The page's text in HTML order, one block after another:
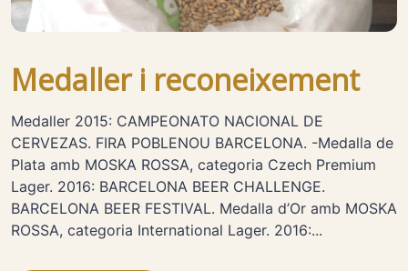
Medaller i reconeixement
Medaller 2015: CAMPEONATO NACIONAL DE
CERVEZAS. FIRA POBLENOU BARCELONA. -Medalla de
Plata amb MOSKA ROSSA, categoria Czech Premium
Lager. 2016: BARCELONA BEER CHALLENGE.
BARCELONA BEER FESTIVAL. Medalla d’Or amb MOSKA
ROSSA, categoria International Lager. 2016:...